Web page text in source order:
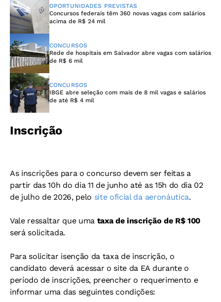
OPORTUNIDADES PREVISTAS
Concursos federais têm 360 novas vagas com salários
acima de R$ 24 mil
CONCURSOS
Rede de hospitais em Salvador abre vagas com salários
de R$ 6 mil
CONCURSOS
IBGE abre seleção com mais de 8 mil vagas e salários
de até R$ 4 mil
Inscrição
As inscrições para o concurso devem ser feitas a
partir das 10h do dia 11 de junho até as 15h do dia 02
de julho de 2026, pelo site oficial da aeronáutica.
Vale ressaltar que uma taxa de inscrição de R$ 100
será solicitada.
Para solicitar isenção da taxa de inscrição, o
candidato deverá acessar o site da EA durante o
período de inscrições, preencher o requerimento e
informar uma das seguintes condições: